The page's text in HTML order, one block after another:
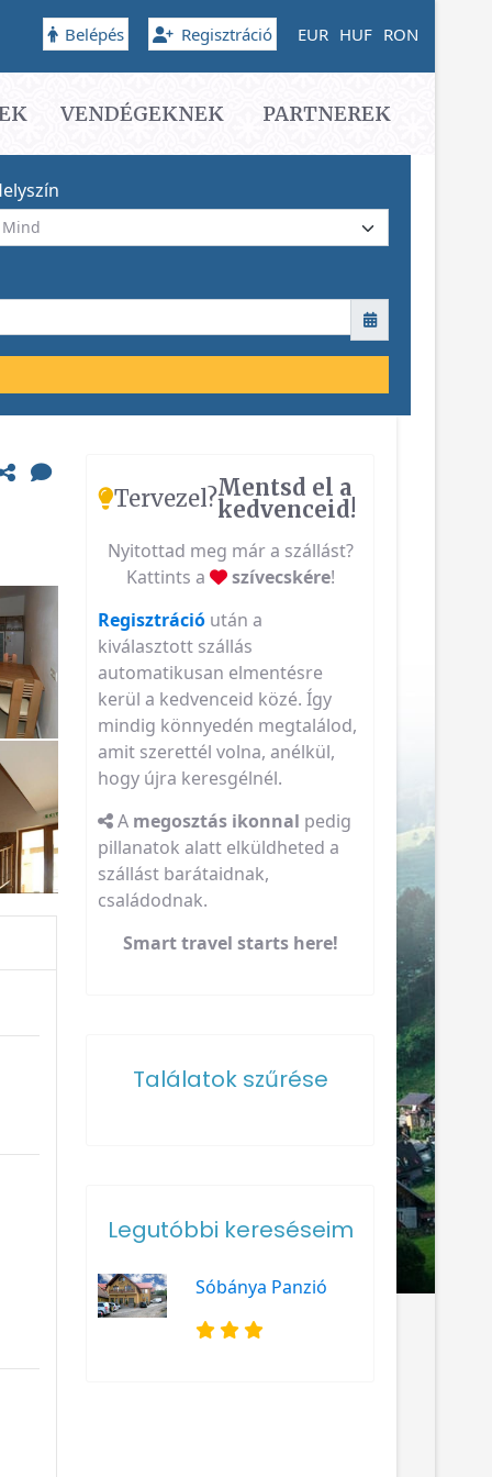
Belépés Regisztráció EUR HUF RON
VENDÉGEKNEK PARTNEREK
Tervezel?Mentsd el a
kedvenceid!
Nyitottad meg már a szállást?
Kattints a
szívecskére!
Regisztráció után a
kiválasztott szállás
automatikusan elmentésre
kerül a kedvenceid közé. Így
mindig könnyedén megtalálod,
amit szerettél volna, anélkül,
hogy újra keresgélnél.
A megosztás ikonnal pedig
pillanatok alatt elküldheted a
szállást barátaidnak,
családodnak.
Smart travel starts here!
Találatok szűrése
Legutóbbi kereséseim
Sóbánya Panzió